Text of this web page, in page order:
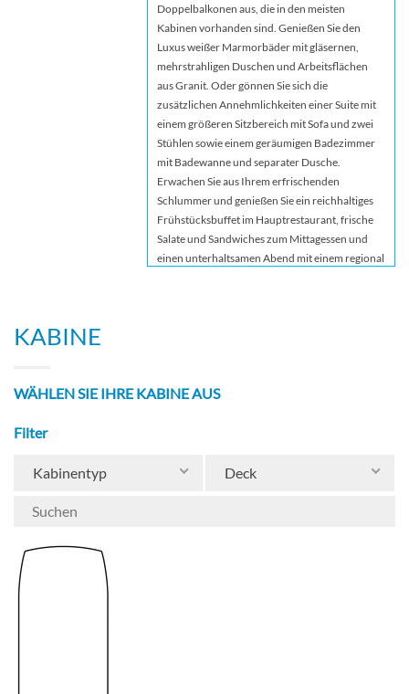
Doppelbalkonen aus, die in den meisten
Kabinen vorhanden sind. Genießen Sie den
Luxus weißer Marmorbäder mit gläsernen,
mehrstrahligen Duschen und Arbeitsflächen
aus Granit. Oder gönnen Sie sich die
zusätzlichen Annehmlichkeiten einer Suite mit
einem größeren Sitzbereich mit Sofa und zwei
Stühlen sowie einem geräumigen Badezimmer
mit Badewanne und separater Dusche.
Erwachen Sie aus Ihrem erfrischenden
Schlummer und genießen Sie ein reichhaltiges
Frühstücksbuffet im Hauptrestaurant, frische
Salate und Sandwiches zum Mittagessen und
einen unterhaltsamen Abend mit einem regional
Sie auf der unglaublichen AmaPrima erleben.
KABINE
WÄHLEN SIE IHRE KABINE AUS
Filter
Kabinentyp Deck